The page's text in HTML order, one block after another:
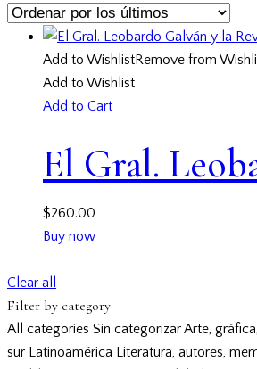
Add to WishlistRemove from
Add to Wishlist
Add to Cart
El Gral.
$260.00
Buy now
Clear all
Filter by category
All categories Sin categorizarArte,
sur Latinoamérica Literatura, autores,